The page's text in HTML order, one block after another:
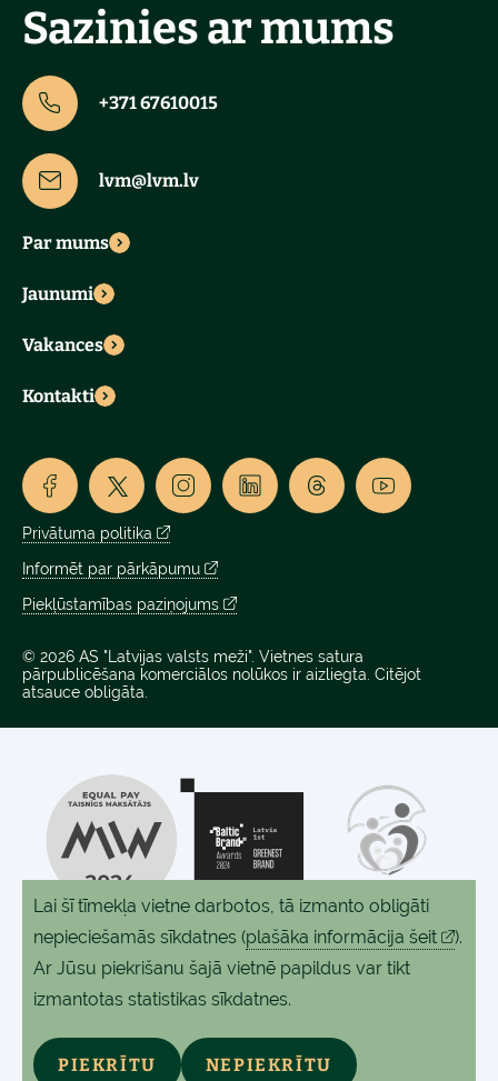
Sazinies ar mums
+371 67610015
lvm@lvm.lv
Par mums
Jaunumi
Vakances
Kontakti
Privātuma politika
Informēt par pārkāpumu
Piekļūstamības paziņojums
© 2026 AS "Latvijas valsts meži". Vietnes satura
pārpublicēšana komerciālos nolūkos ir aizliegta. Citējot
atsauce obligāta.
Lai šī tīmekļa vietne darbotos, tā izmanto obligāti
nepieciešamās sīkdatnes (plašāka informācija šeit
).
Ar Jūsu piekrišanu šajā vietnē papildus var tikt
izmantotas statistikas sīkdatnes.
PIEKRĪTU NEPIEKRĪTU